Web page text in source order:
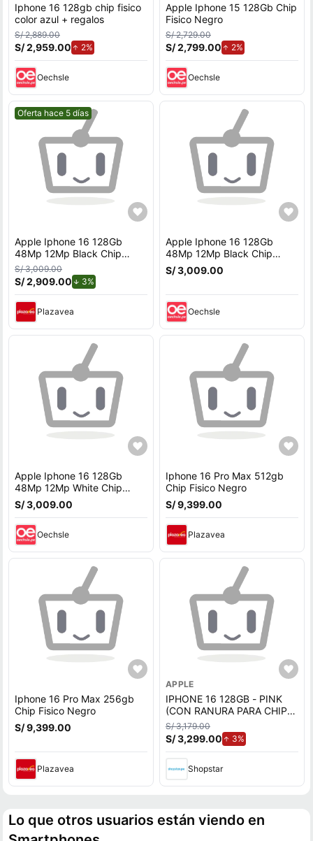
Iphone 16 128gb chip fisico
color azul + regalos
S/ 2,889.00
S/ 2,959.00 2%
Oechsle
Apple Iphone 15 128Gb Chip
Fisico Negro
S/ 2,729.00
S/ 2,799.00 2%de aumento.
Oechsle
Mejor precio.
Oferta hace 5 días
Apple Iphone 16 128Gb
48Mp 12Mp Black Chip
Fisico
S/ 3,009.00
S/ 2,909.00 3%
Plazavea
Apple Iphone 16 128Gb
48Mp 12Mp Black Chip
Fisico
S/ 3,009.00
Oechsle
Apple Iphone 16 128Gb
48Mp 12Mp White Chip
Fisico
S/ 3,009.00
Oechsle
Iphone 16 Pro Max 512gb
Chip Fisico Negro
S/ 9,399.00
Plazavea
Iphone 16 Pro Max 256gb
Chip Fisico Negro
S/ 9,399.00
Plazavea
APPLE
IPHONE 16 128GB - PINK
(CON RANURA PARA CHIP
FISICO)
S/ 3,179.00
S/ 3,299.00 3%de aumento.
Shopstar
Lo que otros usuarios están viendo en